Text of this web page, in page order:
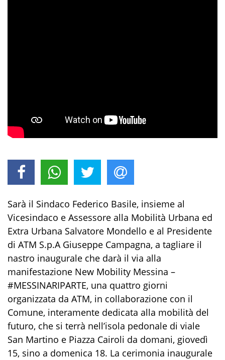
Sarà il Sindaco Federico Basile, insieme al
Vicesindaco e Assessore alla Mobilità Urbana ed
Extra Urbana Salvatore Mondello e al Presidente
di ATM S.p.A Giuseppe Campagna, a tagliare il
nastro inaugurale che darà il via alla
manifestazione New Mobility Messina –
#MESSINARIPARTE, una quattro giorni
organizzata da ATM, in collaborazione con il
Comune, interamente dedicata alla mobilità del
futuro, che si terrà nell’isola pedonale di viale
San Martino e Piazza Cairoli da domani, giovedì
15, sino a domenica 18. La cerimonia inaugurale